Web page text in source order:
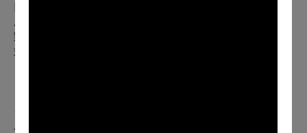
口」。蒂摩爾的獨特之處，在於不以文化為素材，而是讓文化
成為身體本身，使排灣的存在，直接進入當代。
對蒂摩爾而言，舞蹈不是表演，而是一種文化持續活著的方
式。
✦ 自2010年至今，連續16年榮獲「Taiwan Top 演藝團隊」，
為臺灣當代表演藝術中少數長期穩定輸出國際的重要團隊之